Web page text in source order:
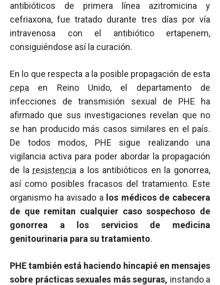
antibióticos de primera línea azitromicina y
cefriaxona, fue tratado durante tres días por vía
intravenosa con el antibiótico ertapenem,
consiguiéndose así la curación.
En lo que respecta a la posible propagación de esta
cepa en Reino Unido, el departamento de
infecciones de transmisión sexual de PHE ha
afirmado que sus investigaciones revelan que no
se han producido más casos similares en el país.
De todos modos, PHE sigue realizando una
vigilancia activa para poder abordar la propagación
de la resistencia a los antibióticos en la gonorrea,
así como posibles fracasos del tratamiento. Este
organismo ha avisado a los médicos de cabecera
de que remitan cualquier caso sospechoso de
gonorrea a los servicios de medicina
genitourinaria para su tratamiento.
PHE también está haciendo hincapié en mensajes
sobre prácticas sexuales más seguras, instando a